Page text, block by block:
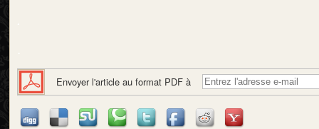
Envoyer l'article au format PDF à